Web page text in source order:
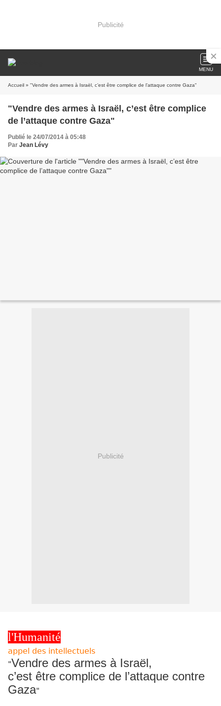
Publicité
MENU
Accueil » "Vendre des armes à Israël, c’est être complice de l’attaque contre Gaza"
"Vendre des armes à Israël, c’est être complice
de l’attaque contre Gaza"
Publié le 24/07/2014 à 05:48
Par Jean Lévy
Publicité
l'Humanité
appel des intellectuels
"Vendre des armes à Israël,
c’est être complice de l’attaque contre
Gaza"